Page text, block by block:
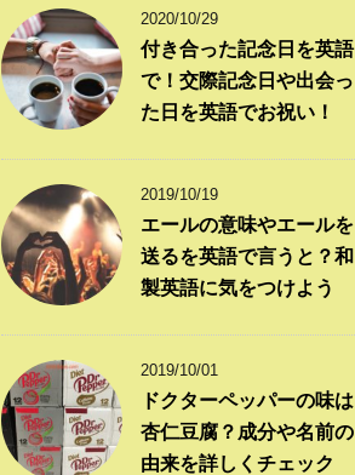
2020/10/29
付き合った記念日を英語
で！交際記念日や出会っ
た日を英語でお祝い！
2019/10/19
エールの意味やエールを
送るを英語で言うと？和
製英語に気をつけよう
2019/10/01
ドクターペッパーの味は
杏仁豆腐？成分や名前の
由来を詳しくチェック